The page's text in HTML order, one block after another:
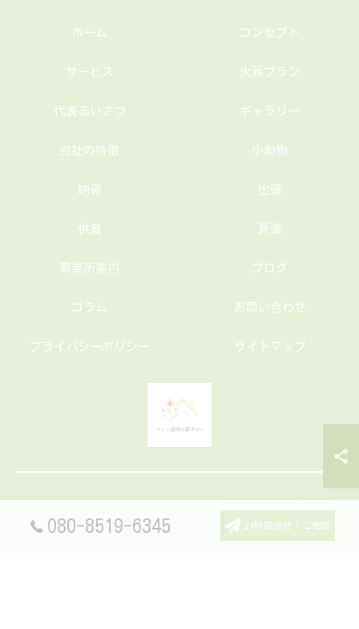
080-8519-6345 24時間受付・ご相談
ホーム コンセプト
サービス 火葬プラン
代表あいさつ ギャラリー
当社の特徴 小動物
納骨 出張
供養 葬儀
事業所案内 ブログ
コラム お問い合わせ
プライバシーポリシー サイトマップ
RIGHTS RESERVED.